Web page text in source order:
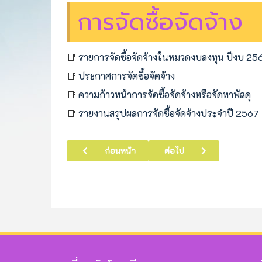
การจัดซื้อจัดจ้าง
📑 รายการจัดซื้อจัดจ้างในหมวดงบลงทุน ปีงบ
📑 ประกาศการจัดซื้อจัดจ้าง
📑 ความก้าวหน้าการจัดซื้อจัดจ้างหรือจัดหาพัสดุ
📑 รายงานสรุปผลการจัดซื้อจัดจ้างประจำปี 2567
เนื้อหาก่อนหน้า: แผนการดำเนินงานและงบประมาณ
ก่อนหน้า เนื้อหาถัดไป: บริหารงานบุคคล
ต่อไป